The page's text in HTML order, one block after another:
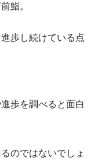
鮨。
歩し続けている点
歩を調べると面白
のではないでしょ